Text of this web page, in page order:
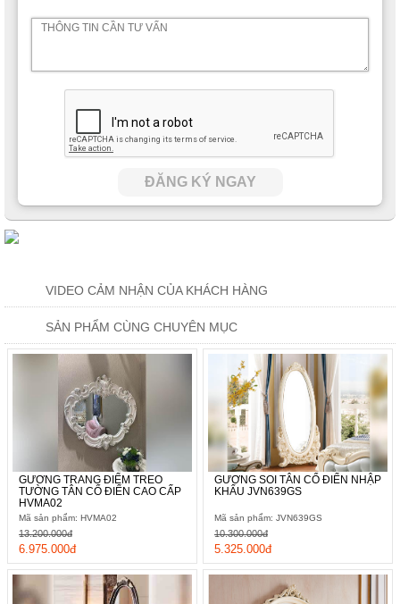
ĐĂNG KÝ NGAY
VIDEO CẢM NHẬN CỦA KHÁCH HÀNG
SẢN PHẨM CÙNG CHUYÊN MỤC
GƯƠNG TRANG ĐIỂM TREO
TƯỜNG TÂN CỔ ĐIỂN CAO CẤP
HVMA02
Mã sản phẩm: HVMA02
6.975.000đ
13.200.000đ
GƯƠNG SOI TÂN CỔ ĐIỂN NHẬP
KHẨU JVN639GS
Mã sản phẩm: JVN639GS
5.325.000đ
10.300.000đ